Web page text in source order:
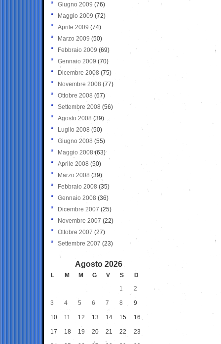
Giugno 2009 (76)
Maggio 2009 (72)
Aprile 2009 (74)
Marzo 2009 (50)
Febbraio 2009 (69)
Gennaio 2009 (70)
Dicembre 2008 (75)
Novembre 2008 (77)
Ottobre 2008 (67)
Settembre 2008 (56)
Agosto 2008 (39)
Luglio 2008 (50)
Giugno 2008 (55)
Maggio 2008(63)
Aprile 2008 (50)
Marzo 2008 (39)
Febbraio 2008 (35)
Gennaio 2008 (36)
Dicembre 2007 (25)
Novembre 2007 (22)
Ottobre 2007 (27)
Settembre 2007 (23)
Agosto 2026
L M M G V S
D
1
2
3 4 5 6 7 8 9
10 11 12 13 14 15 16
17 18 19 20 21 22 23